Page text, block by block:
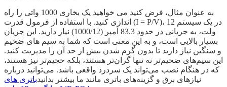
به عنوان مثال، فرض کنید می خواهید یک بخاری 1000 واتی را راه
اندازی کنید. با استفاده از فرمول قدرت (I = P/V)، در یک سیستم 12
ولت، به جریانی در حدود 83.3 آمپر (1000/12) نیاز دارید. این جریان
بسیار بالایی است، و به این معنی است که شما به سیم های ضخیم
و سنگین نیاز دارید تا بدون گرم شدن بیش از حد آن را مدیریت کنید.
این سیم‌های ضخیم‌تر نه تنها گران‌تر هستند، بلکه حجیم‌تر نیز هستند،
که در هنگام نصب می‌تواند یک سردرد واقعی باشد. می‌توانید درباره
نیازهای برق و گزینه‌های باتری مانند ما بیشتر بدانیدباتری های